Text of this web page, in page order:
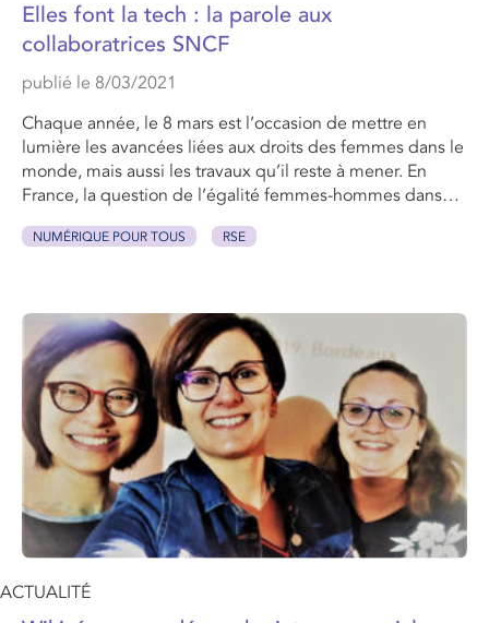
Elles font la tech : la parole aux
collaboratrices SNCF
publié le 8/03/2021
Chaque année, le 8 mars est l’occasion de mettre en
lumière les avancées liées aux droits des femmes dans le
monde, mais aussi les travaux qu’il reste à mener. En
France, la question de l’égalité femmes-hommes dans…
NUMÉRIQUE POUR TOUS RSE
ACTUALITÉ